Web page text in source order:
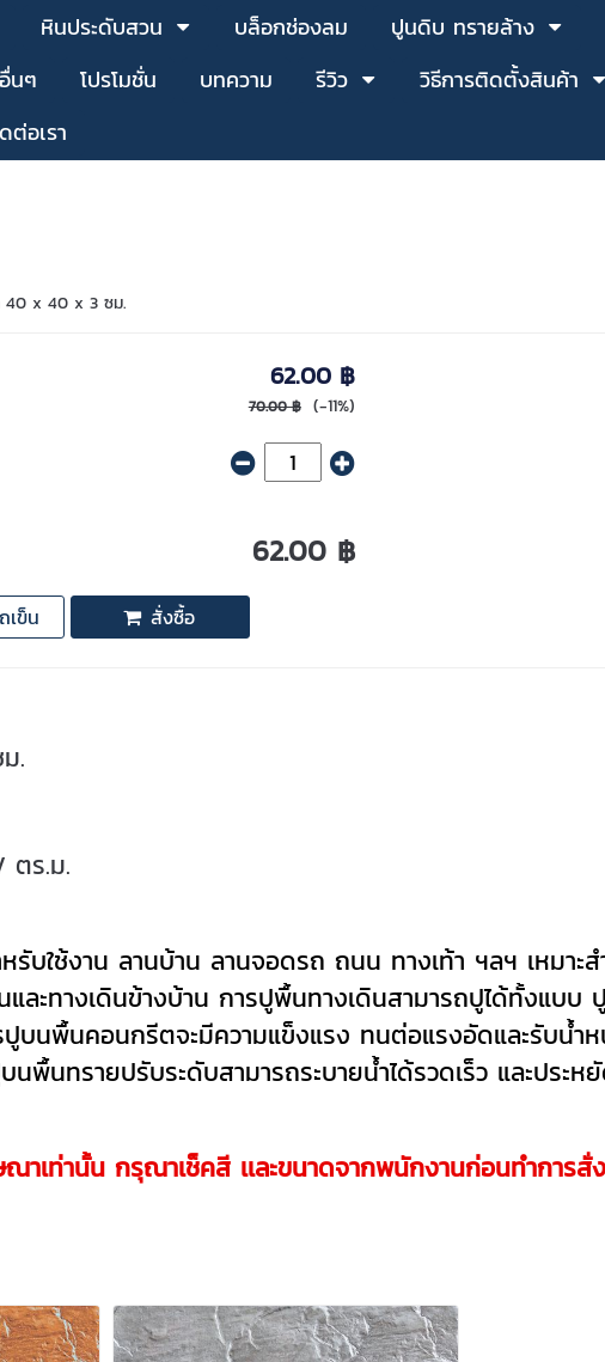
หินประดับสวน บล็อกช่องลม
ปูนดิบ ทรายล้าง
นๆ โปรโมชั่น บทความ รีวิว
วิธีการติดตั้งสินค้า
ต่อเรา
40 x 40 x 3 ซม.
62.00 ฿
70.00 ฿ (-11%)
62.00 ฿
เข็น สั่งซื้อ
.
ตร.ม.
รับใช้งาน ลานบ้าน ลานจอดรถ ถนน ทางเท้า ฯลฯ เหมา
ละทางเดินข้างบ้าน การปูพื้นทางเดินสามารถปูได้ทั้งแบ
บนพื้นคอนกรีตจะมีความแข็งแรง ทนต่อแรงอัดและรับน้ำ
พื้นทรายปรับระดับสามารถระบายน้ำได้รวดเร็ว และประห
ณาเท่านั้น กรุณาเช็คสี เเละขนาดจากพนักงานก่อนทำการสั่